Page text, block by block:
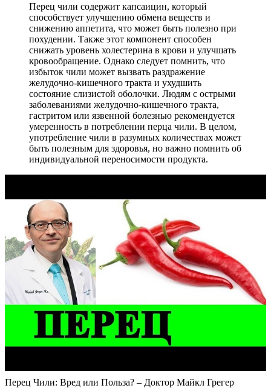
Перец чили содержит капсаицин, который
способствует улучшению обмена веществ и
снижению аппетита, что может быть полезно при
похудении. Также этот компонент способен
снижать уровень холестерина в крови и улучшать
кровообращение. Однако следует помнить, что
избыток чили может вызвать раздражение
желудочно-кишечного тракта и ухудшить
состояние слизистой оболочки. Людям с острыми
заболеваниями желудочно-кишечного тракта,
гастритом или язвенной болезнью рекомендуется
умеренность в потреблении перца чили. В целом,
употребление чили в разумных количествах может
быть полезным для здоровья, но важно помнить об
индивидуальной переносимости продукта.
Перец Чили: Вред или Польза? – Доктор Майкл Грегер